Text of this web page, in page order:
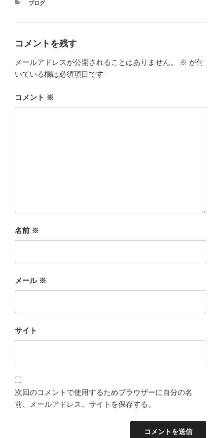
カ
ブログ
コメントを残す
メールアドレスが公開されることはありません。 ※ が付
いている欄は必須項目です
コメント ※
名前 ※
メール ※
サイト
次回のコメントで使用するためブラウザーに自分の名
前、メールアドレス、サイトを保存する。